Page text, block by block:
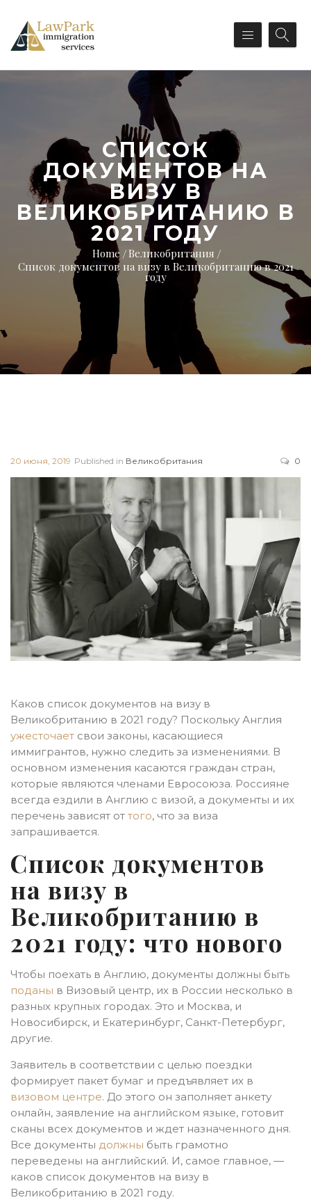
СПИСОК
ДОКУМЕНТОВ НА
ВИЗУ В
ВЕЛИКОБРИТАНИЮ В
2021 ГОДУ
Home Великобритания
Список документов на визу в Великобританию в 2021
году
20 июня, 2019 Published in Великобритания 0
Каков список документов на визу в
Великобританию в 2021 году? Поскольку Англия
ужесточает свои законы, касающиеся
иммигрантов, нужно следить за изменениями. В
основном изменения касаются граждан стран,
которые являются членами Евросоюза. Россияне
всегда ездили в Англию с визой, а документы и их
перечень зависят от того, что за виза
запрашивается.
Список документов
на визу в
Великобританию в
2021 году: что нового
Чтобы поехать в Англию, документы должны быть
поданы в Визовый центр, их в России несколько в
разных крупных городах. Это и Москва, и
Новосибирск, и Екатеринбург, Санкт-Петербург,
другие.
Заявитель в соответствии с целью поездки
формирует пакет бумаг и предъявляет их в
визовом центре. До этого он заполняет анкету
онлайн, заявление на английском языке, готовит
сканы всех документов и ждет назначенного дня.
Все документы должны быть грамотно
переведены на английский. И, самое главное, —
каков список документов на визу в
Великобританию в 2021 году.